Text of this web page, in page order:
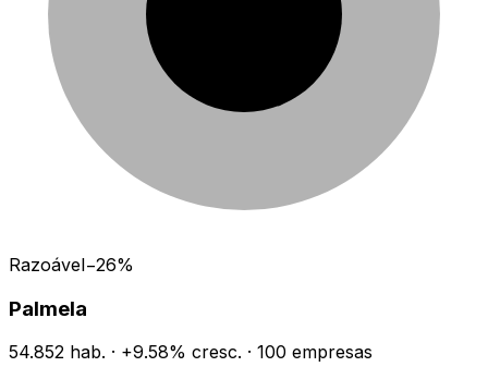
Razoável−26%
Palmela
54.852 hab. · +9.58% cresc. · 100 empresas